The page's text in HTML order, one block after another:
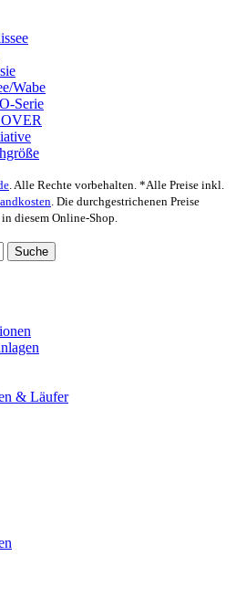
Wabe
Serie
. Alle Rechte vorbehalten. *Alle Preise inkl.
. Die durchgestrichenen Preise
diesem Online-Shop.
Suche
& Läufer